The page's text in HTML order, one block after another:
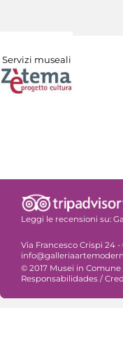
Servizi museali
Leggi le recensioni su:
Via Francesco Crispi 24 -
© 2017 Musei in Comune
Responsabilidades /